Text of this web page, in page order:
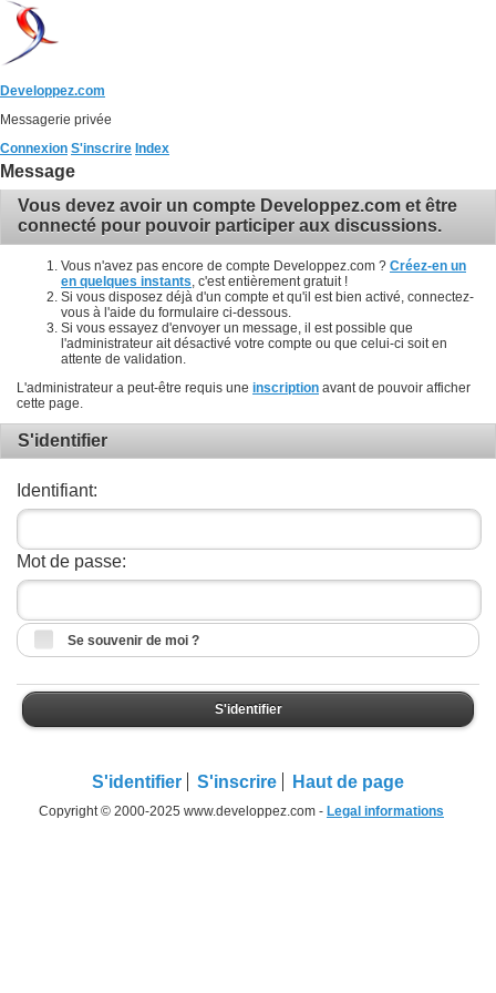
Developpez.com
Messagerie privée
Connexion S'inscrire Index
Message
Vous devez avoir un compte Developpez.com et être
connecté pour pouvoir participer aux discussions.
Vous n'avez pas encore de compte Developpez.com ? Créez-en un
en quelques instants , c'est entièrement gratuit !
Si vous disposez déjà d'un compte et qu'il est bien activé, connectez-
vous à l'aide du formulaire ci-dessous.
Si vous essayez d'envoyer un message, il est possible que
l'administrateur ait désactivé votre compte ou que celui-ci soit en
attente de validation.
L'administrateur a peut-être requis une inscription avant de pouvoir afficher
cette page.
S'identifier
Identifiant:
Mot de passe:
Se souvenir de moi ?
S'identifier
S'identifier S'inscrire Haut de page
Copyright © 2000-2025 www.developpez.com - Legal informations